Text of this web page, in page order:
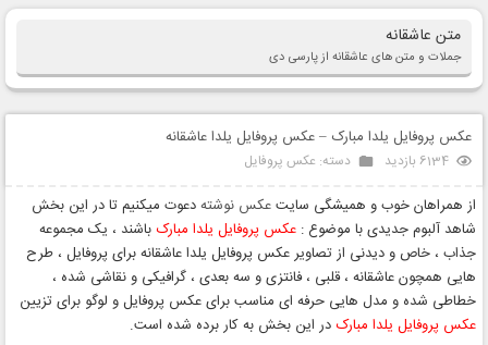
متن عاشقانه
جملات و متن های عاشقانه از پارسی دی
عکس پروفایل یلدا مبارک – عکس پروفایل یلدا عاشقانه
6134 بازدید دسته: عکس پروفایل
از همراهان خوب و همیشگی سایت عکس نوشته دعوت میکنیم تا در این بخش
شاهد آلبوم جدیدی با موضوع : عکس پروفایل یلدا مبارک باشند ، یک مجموعه
جذاب ، خاص و دیدنی از تصاویر عکس پروفایل یلدا عاشقانه برای پروفایل ، طرح
هایی همچون عاشقانه ، قلبی ، فانتزی و سه بعدی ، گرافیکی و نقاشی شده ،
خطاطی شده و مدل هایی حرفه ای مناسب برای عکس پروفایل و لوگو برای تزیین
عکس پروفایل یلدا مبارک در این بخش به کار برده شده است.